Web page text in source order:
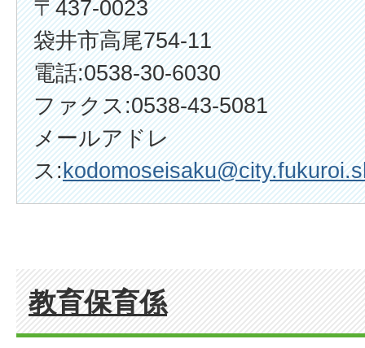
〒437-0023
袋井市高尾754-11
電話:0538-30-6030
ファクス:0538-43-5081
メールアドレ
ス:
教育保育係